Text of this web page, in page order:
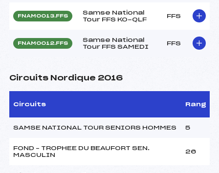
FNAM0013.FFS
Samse National
Tour FFS KO-QLF
FFS
FNAM0012.FFS
Samse National
Tour FFS SAMEDI
FFS
Circuits Nordique 2016
Circuits Rang
SAMSE NATIONAL TOUR SENIORS HOMMES 5
FOND – TROPHEE DU BEAUFORT SEN.
MASCULIN
26